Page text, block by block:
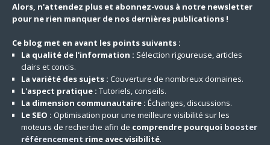
Alors, n'attendez plus et abonnez-vous à notre newsletter
pour ne rien manquer de nos dernières publications !
Ce blog met en avant les points suivants :
La qualité de l'information : Sélection rigoureuse, articles
clairs et concis.
La variété des sujets : Couverture de nombreux domaines.
L'aspect pratique : Tutoriels, conseils.
La dimension communautaire : Échanges, discussions.
Le SEO : Optimisation pour une meilleure visibilité sur les
moteurs de recherche afin de comprendre pourquoi booster
référencement rime avec visibilité.